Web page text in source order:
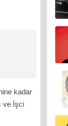
kadar
ve İşci